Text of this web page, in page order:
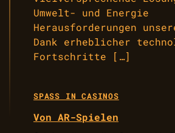
Umwelt- und Energie
Herausforderungen
Dank erheblicher
Fortschritte […]
SPASS IN CASINOS
Von AR-Spielen